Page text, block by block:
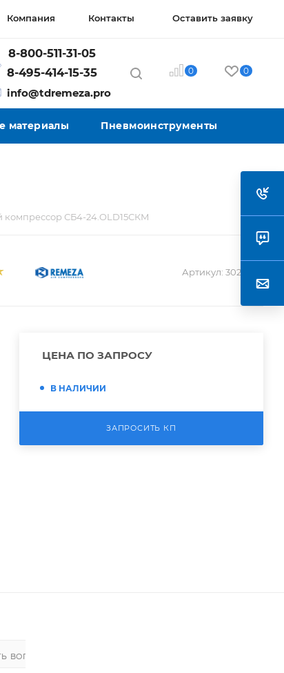
Компания Контакты Оставить заявку
8-800-511-31-05
8-495-414-15-35
info@tdremeza.pro
0 0
материалы Пневмоинструменты
СБ4-24.OLD15СКМ
Артикул: 3022670
ЦЕНА ПО ЗАПРОСУ
В НАЛИЧИИ
ЗАПРОСИТЬ КП
ВОПРОС